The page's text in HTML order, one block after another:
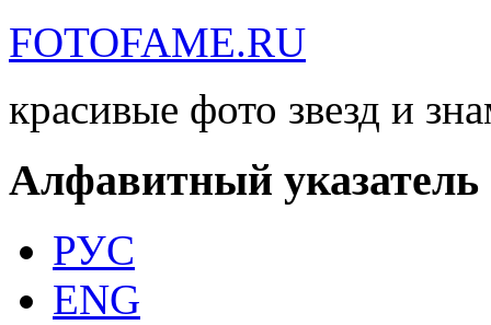
FOTOFAME.RU
красивые фото звезд и
Алфавитный указатель
РУС
ENG